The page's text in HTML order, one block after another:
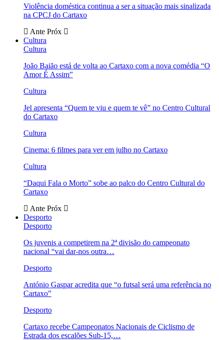
Violência doméstica continua a ser a situação mais sinalizada
na CPCJ do Cartaxo
Ante Próx
Cultura
Cultura
João Baião está de volta ao Cartaxo com a nova comédia “O
Amor É Assim”
Cultura
Jel apresenta “Quem te viu e quem te vê” no Centro Cultural
do Cartaxo
Cultura
Cinema: 6 filmes para ver em julho no Cartaxo
Cultura
“Daqui Fala o Morto” sobe ao palco do Centro Cultural do
Cartaxo
Ante Próx
Desporto
Desporto
Os juvenis a competirem na 2ª divisão do campeonato
nacional “vai dar-nos outra…
Desporto
António Gaspar acredita que “o futsal será uma referência no
Cartaxo”
Desporto
Cartaxo recebe Campeonatos Nacionais de Ciclismo de
Estrada dos escalões Sub-15,…